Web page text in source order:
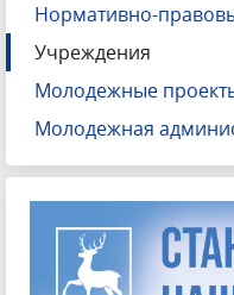
Нормативно-
Учреждения
Молодежные
Молодежная